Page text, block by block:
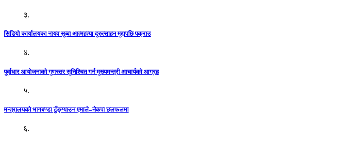
३.
सिडियो कार्यालयका नायव सुब्बा आत्महत्या दुरुत्साहन मुद्दापछि पक्राउ
४.
पूर्वाधार आयोजनाको गुणस्तर सुनिश्चित गर्न मुख्यमन्त्री आचार्यको आग्रह
५.
मन्त्रालयको भागबण्डा टुँङ्ग्याउन एमाले–नेकपा छलफलमा
६.